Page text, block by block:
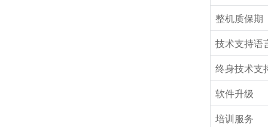
整机质保期
技术支持语
终身技术支
软件升级
培训服务